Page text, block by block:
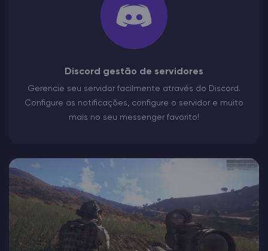
Discord gestão de servidores
Gerencie seu servidor facilmente através do Discord.
Configure as notificações, configure o servidor e muito
mais no seu messenger favorito!